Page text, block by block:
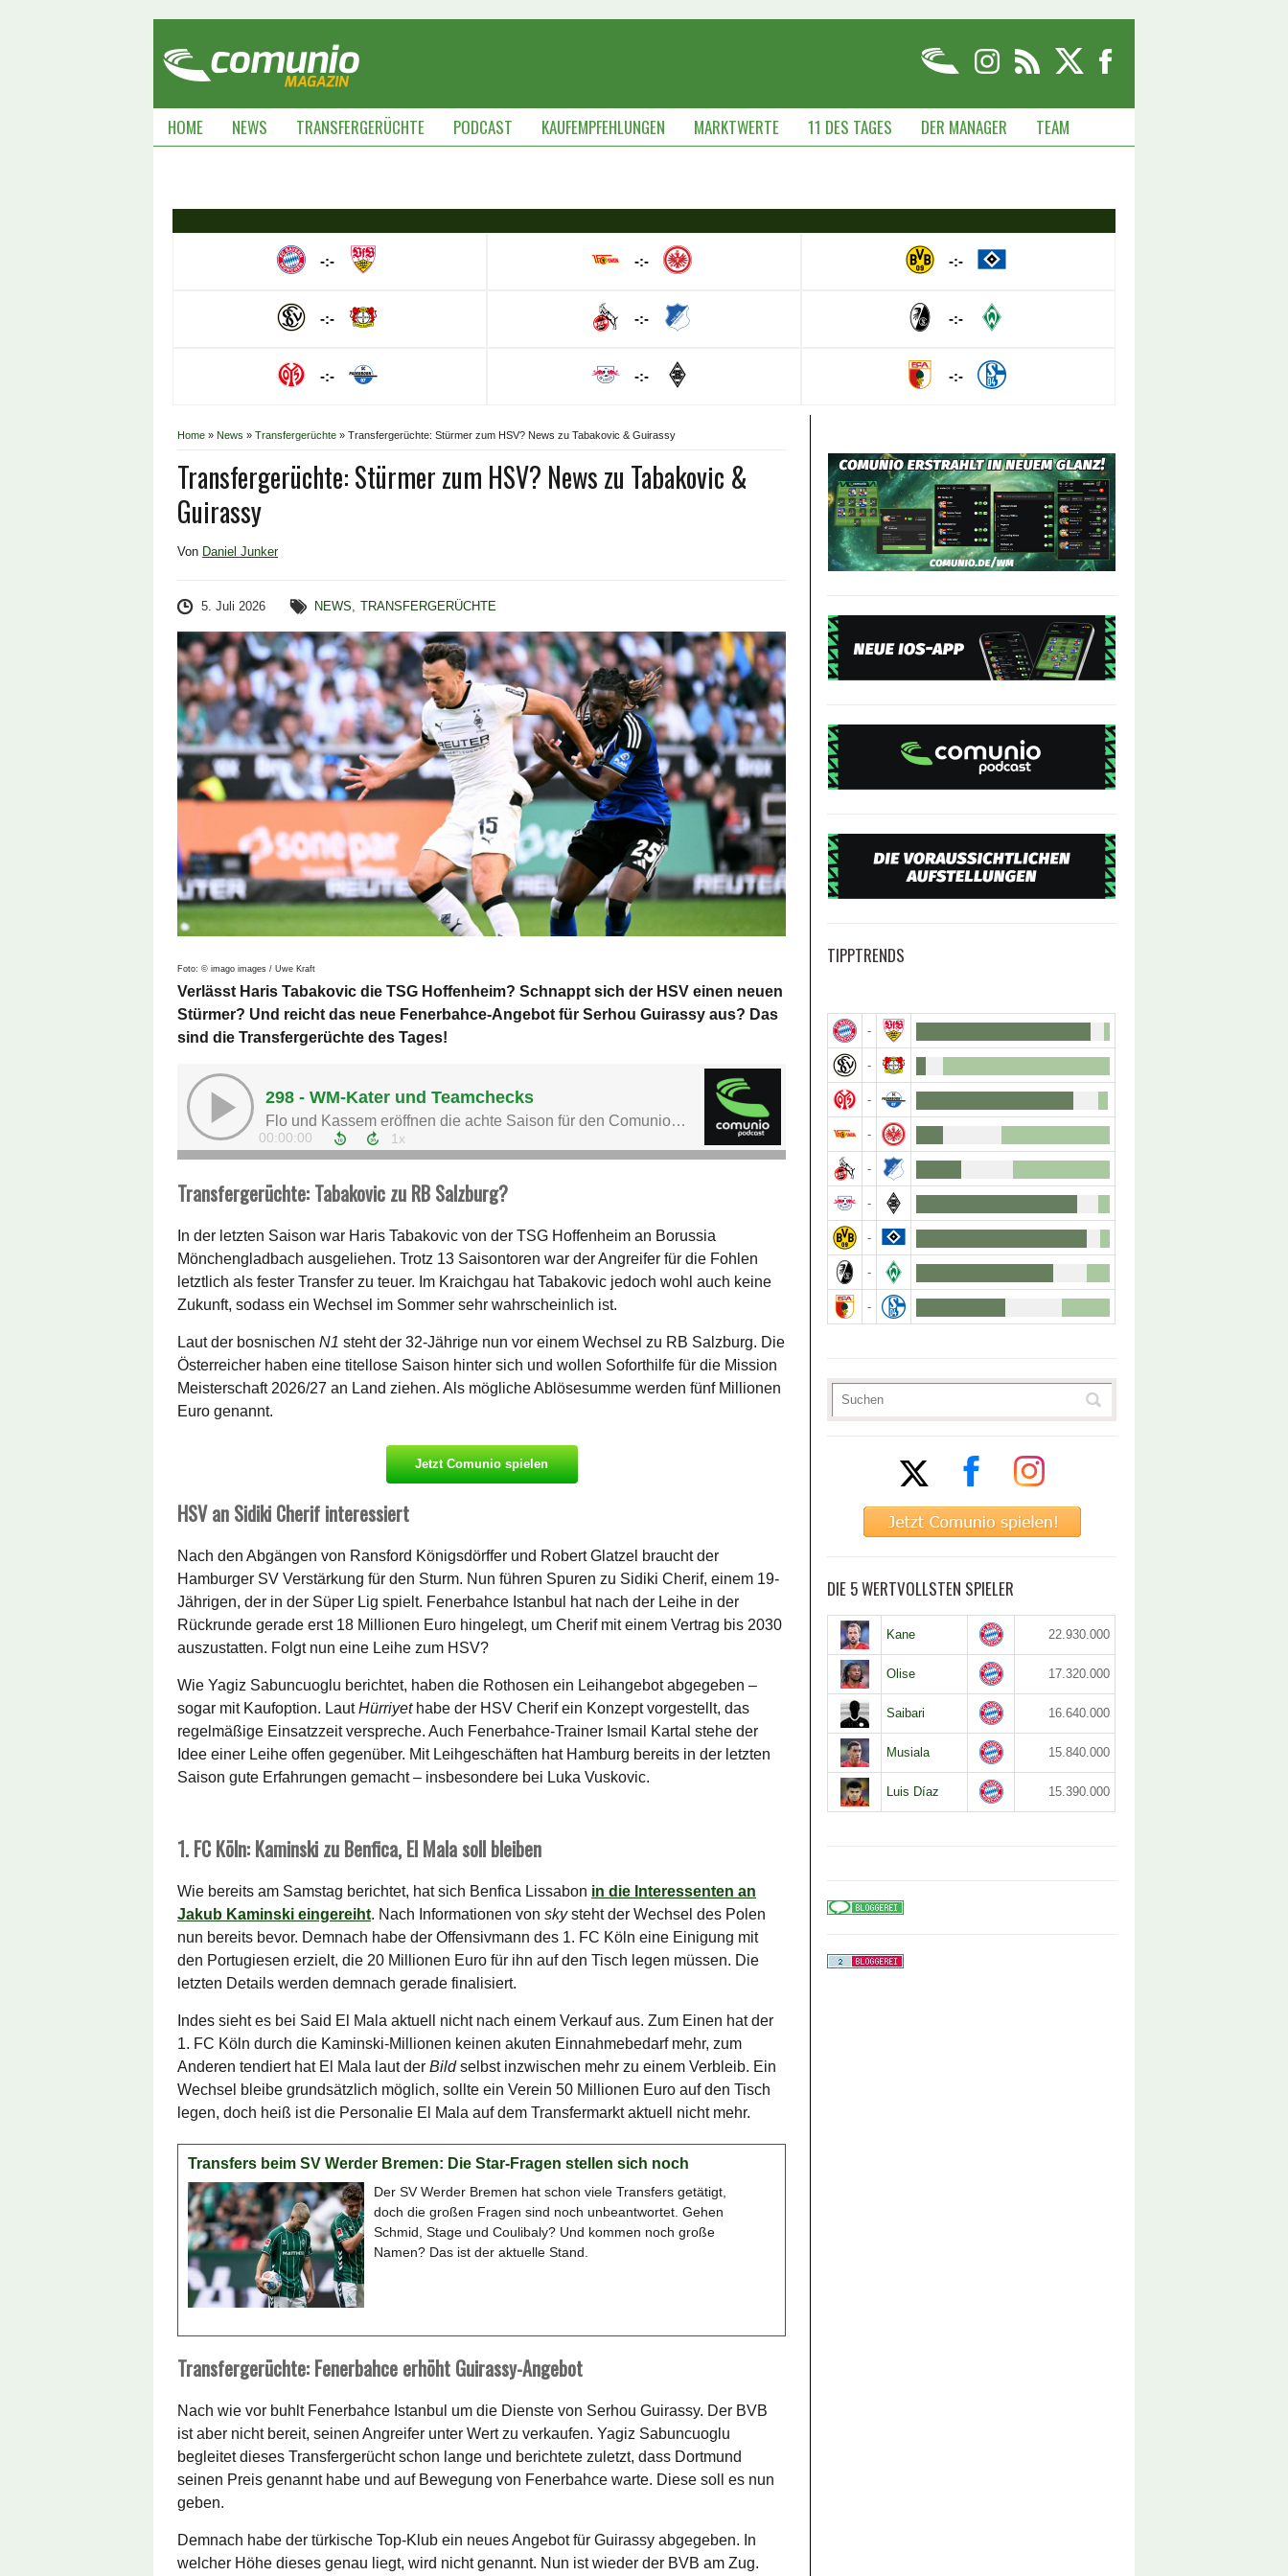
HOME NEWS TRANSFERGERÜCHTE PODCAST KAUFEMPFEHLUNGEN MARKTWERTE 11 DES TAGES DER MANAGER TEAM
-:-
-:-
-:-
-:-
-:-
-:-
-:-
-:-
-:-
Home » News » Transfergerüchte » Transfergerüchte: Stürmer zum HSV? News zu Tabakovic & Guirassy
Transfergerüchte: Stürmer zum HSV? News zu Tabakovic &
Guirassy
Von Daniel Junker
5. Juli 2026 NEWS, TRANSFERGERÜCHTE
Foto: © imago images / Uwe Kraft
Verlässt Haris Tabakovic die TSG Hoffenheim? Schnappt sich der HSV einen neuen
Stürmer? Und reicht das neue Fenerbahce-Angebot für Serhou Guirassy aus? Das
sind die Transfergerüchte des Tages!
Transfergerüchte: Tabakovic zu RB Salzburg?
In der letzten Saison war Haris Tabakovic von der TSG Hoffenheim an Borussia
Mönchengladbach ausgeliehen. Trotz 13 Saisontoren war der Angreifer für die Fohlen
letztlich als fester Transfer zu teuer. Im Kraichgau hat Tabakovic jedoch wohl auch keine
Zukunft, sodass ein Wechsel im Sommer sehr wahrscheinlich ist.
Laut der bosnischen N1 steht der 32-Jährige nun vor einem Wechsel zu RB Salzburg. Die
Österreicher haben eine titellose Saison hinter sich und wollen Soforthilfe für die Mission
Meisterschaft 2026/27 an Land ziehen. Als mögliche Ablösesumme werden fünf Millionen
Euro genannt.
Jetzt Comunio spielen
HSV an Sidiki Cherif interessiert
Nach den Abgängen von Ransford Königsdörffer und Robert Glatzel braucht der
Hamburger SV Verstärkung für den Sturm. Nun führen Spuren zu Sidiki Cherif, einem 19-
Jährigen, der in der Süper Lig spielt. Fenerbahce Istanbul hat nach der Leihe in der
Rückrunde gerade erst 18 Millionen Euro hingelegt, um Cherif mit einem Vertrag bis 2030
auszustatten. Folgt nun eine Leihe zum HSV?
Wie Yagiz Sabuncuoglu berichtet, haben die Rothosen ein Leihangebot abgegeben –
sogar mit Kaufoption. LautHürriyet habe der HSV Cherif ein Konzept vorgestellt, das
regelmäßige Einsatzzeit verspreche. Auch Fenerbahce-Trainer Ismail Kartal stehe der
Idee einer Leihe offen gegenüber. Mit Leihgeschäften hat Hamburg bereits in der letzten
Saison gute Erfahrungen gemacht – insbesondere bei Luka Vuskovic.
1. FC Köln: Kaminski zu Benfica, El Mala soll bleiben
Wie bereits am Samstag berichtet, hat sich Benfica Lissabon in die Interessenten an
Jakub Kaminski eingereiht. Nach Informationen von skysteht der Wechsel des Polen
nun bereits bevor. Demnach habe der Offensivmann des 1. FC Köln eine Einigung mit
den Portugiesen erzielt, die 20 Millionen Euro für ihn auf den Tisch legen müssen. Die
letzten Details werden demnach gerade finalisiert.
Indes sieht es bei Said El Mala aktuell nicht nach einem Verkauf aus. Zum Einen hat der
1. FC Köln durch die Kaminski-Millionen keinen akuten Einnahmebedarf mehr, zum
Anderen tendiert hat El Mala laut der Bildselbst inzwischen mehr zu einem Verbleib. Ein
Wechsel bleibe grundsätzlich möglich, sollte ein Verein 50 Millionen Euro auf den Tisch
legen, doch heiß ist die Personalie El Mala auf dem Transfermarkt aktuell nicht mehr.
Transfers beim SV Werder Bremen: Die Star-Fragen stellen sich noch
Der SV Werder Bremen hat schon viele Transfers getätigt,
doch die großen Fragen sind noch unbeantwortet. Gehen
Schmid, Stage und Coulibaly? Und kommen noch große
Namen? Das ist der aktuelle Stand.
Transfergerüchte: Fenerbahce erhöht Guirassy-Angebot
Nach wie vor buhlt Fenerbahce Istanbul um die Dienste von Serhou Guirassy. Der BVB
ist aber nicht bereit, seinen Angreifer unter Wert zu verkaufen. Yagiz Sabuncuoglu
begleitet dieses Transfergerücht schon lange und berichtete zuletzt, dass Dortmund
seinen Preis genannt habe und auf Bewegung von Fenerbahce warte. Diese soll es nun
geben.
Demnach habe der türkische Top-Klub ein neues Angebot für Guirassy abgegeben. In
welcher Höhe dieses genau liegt, wird nicht genannt. Nun ist wieder der BVB am Zug.
TIPPTRENDS
-
-
-
-
-
-
-
-
-
DIE 5 WERTVOLLSTEN SPIELER
Kane 22.930.000
Olise 17.320.000
Saibari 16.640.000
Musiala 15.840.000
Luis Díaz 15.390.000